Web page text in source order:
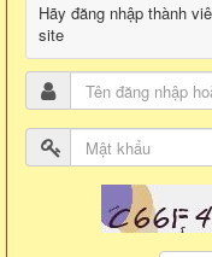
Hãy đăng nhập thành
site